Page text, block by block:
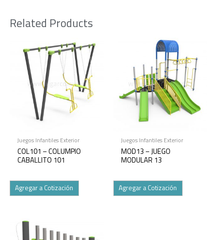
Related Products
Juegos Infantiles Exterior
COL101 – COLUMPIO
CABALLITO 101
Agregar a Cotización
Juegos Infantiles Exterior
MOD13 – JUEGO
MODULAR 13
Agregar a Cotización